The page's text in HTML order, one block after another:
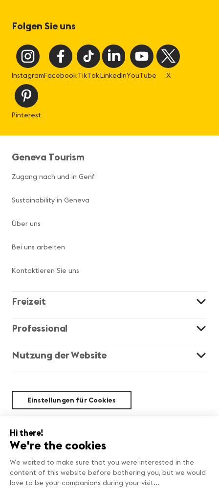
Folgen Sie uns
InstagramFacebookTikTokLinkedInYouTube X
Pinterest
Geneva Tourism
Zugang nach und in Genf
Sustainability in Geneva
Über uns
Bei uns arbeiten
Kontaktieren Sie uns
Freizeit
Professional
Nutzung der Website
Einstellungen für Cookies
Nachhaltigkeit